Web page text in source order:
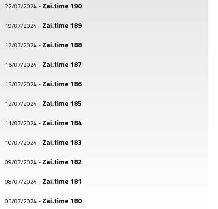
22/07/2024 - Zai.time 190
19/07/2024 - Zai.time 189
17/07/2024 - Zai.time 188
16/07/2024 - Zai.time 187
15/07/2024 - Zai.time 186
12/07/2024 - Zai.time 185
11/07/2024 - Zai.time 184
10/07/2024 - Zai.time 183
09/07/2024 - Zai.time 182
08/07/2024 - Zai.time 181
05/07/2024 - Zai.time 180